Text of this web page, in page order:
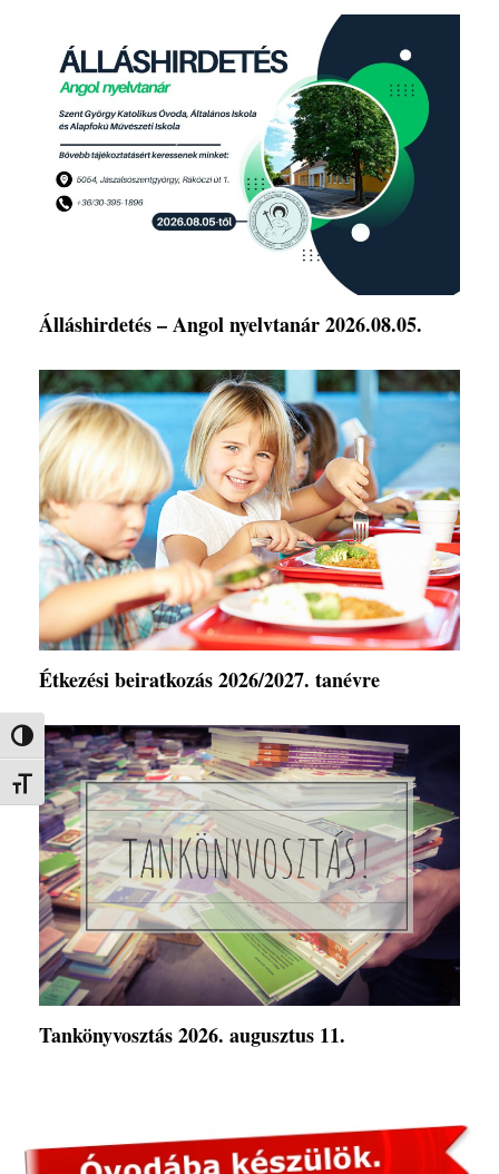
Nagy kontraszt váltása
Betűméret váltása
Álláshirdetés – Angol nyelvtanár 2026.08.05.
Étkezési beiratkozás 2026/2027. tanévre
Tankönyvosztás 2026. augusztus 11.